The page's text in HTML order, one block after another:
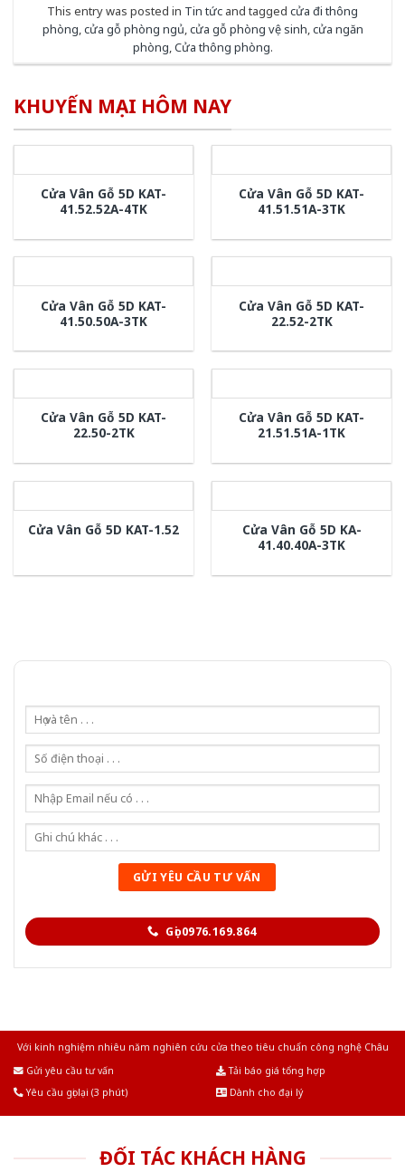
This entry was posted in Tin tức and tagged cửa đi thông
phòng cửa gỗ phòng ngủ cửa gỗ phòng vệ sinh cửa ngăn
phòng Cửa thông phòng.
KHUYẾN MẠI HÔM NAY
Cửa Vân Gỗ 5D KAT-
41.52.52A-4TK
Cửa Vân Gỗ 5D KAT-
41.51.51A-3TK
Cửa Vân Gỗ 5D KAT-
41.50.50A-3TK
Cửa Vân Gỗ 5D KAT-
22.52-2TK
Cửa Vân Gỗ 5D KAT-
22.50-2TK
Cửa Vân Gỗ 5D KAT-
21.51.51A-1TK
Cửa Vân Gỗ 5D KAT-1.52
Cửa Vân Gỗ 5D KA-
41.40.40A-3TK
Gọi 0976.169.864
Với kinh nghiệm nhiêu năm nghiên cứu cửa theo tiêu chuẩn công nghệ Châu
Gửi yêu cầu tư vấn
Tải báo giá tổng hợp
Yêu cầu gọi lại (3 phút)
Dành cho đại lý
ĐỐI TÁC KHÁCH HÀNG